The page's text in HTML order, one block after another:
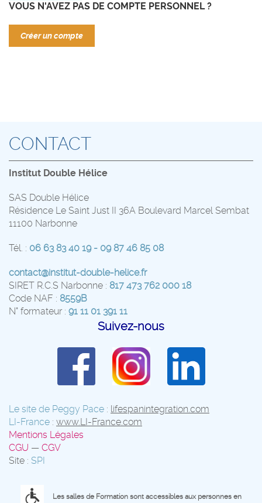
VOUS N'AVEZ PAS DE COMPTE PERSONNEL ?
Créer un compte
CONTACT
Institut Double Hélice
SAS Double Hélice
Résidence Le Saint Just II 36A Boulevard Marcel Sembat
11100 Narbonne
Tél. : 06 63 83 40 19 - 09 87 46 85 08
contact@institut-double-helice.fr
SIRET R.C.S Narbonne : 817 473 762 000 18
Code NAF : 8559B
N° formateur : 91 11 01 391 11
Suivez-nous
Le site de Peggy Pace : lifespanintegration.com
LI-France : www.LI-France.com
Mentions Légales
CGU — CGV
Site : SPI
Les salles de Formation sont accessibles aux personnes en